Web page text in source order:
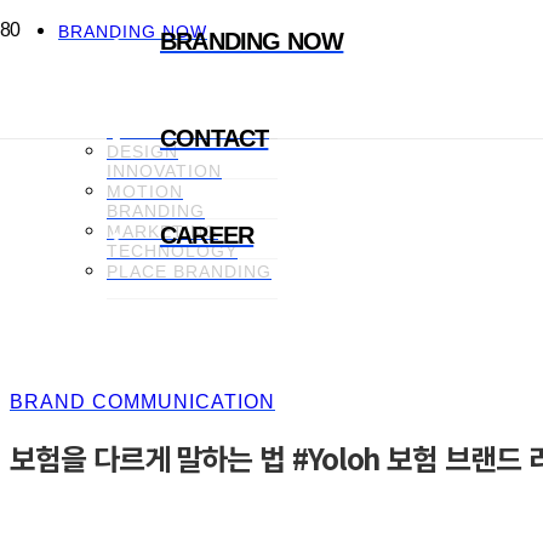
BRANDING NOW
CONTACT
CAREER
BRANDING NOW
COMMUNICATION
DESIGN
INNOVATION
MOTION
BRANDING
MARKETING
TECHNOLOGY
PLACE BRANDING
BRAND COMMUNICATION
보험을 다르게 말하는 법 #Yoloh 보험 브랜드